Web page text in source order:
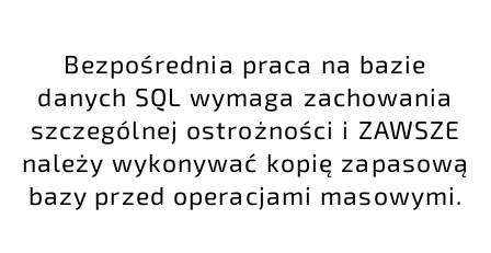
Bezpośrednia praca na bazie
danych SQL wymaga zachowania
szczególnej ostrożności i ZAWSZE
należy wykonywać kopię zapasową
bazy przed operacjami masowymi.